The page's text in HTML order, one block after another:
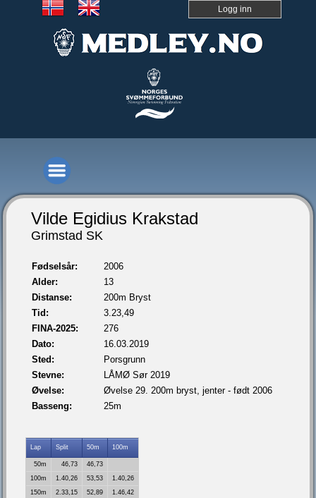
Logg inn
Vilde Egidius Krakstad
Grimstad SK
Fødselsår:
2006
Alder:
13
Distanse:
200m Bryst
Tid:
3.23,49
FINA-2025:
276
Dato:
16.03.2019
Sted:
Porsgrunn
Stevne:
LÅMØ Sør 2019
Øvelse:
Øvelse 29. 200m bryst, jenter - født 2006
Basseng:
25m
Lap Split 50m 100m
50m 46,73
46,73
100m
1.40,26 53,53
1.40,26
150m
2.33,15 52,89
1.46,42